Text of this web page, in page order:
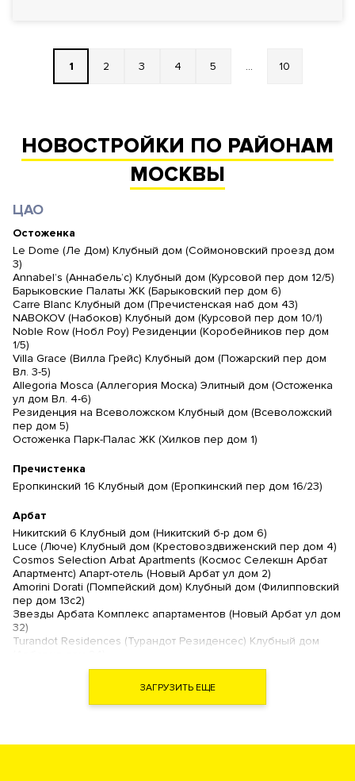
1 2 3 4 5 ... 10
НОВОСТРОЙКИ ПО РАЙОНАМ
МОСКВЫ
ЦАО
Остоженка
Le Dome (Ле Дом) Клубный дом (Соймоновский проезд дом
3)
Annabel’s (Аннабель’с) Клубный дом (Курсовой пер дом 12/5)
Барыковские Палаты ЖК (Барыковский пер дом 6)
Carre Blanc Клубный дом (Пречистенская наб дом 43)
NABOKOV (Набоков) Клубный дом (Курсовой пер дом 10/1)
Noble Row (Нобл Роу) Резиденции (Коробейников пер дом
1/5)
Villa Grace (Вилла Грейс) Клубный дом (Пожарский пер дом
Вл. 3-5)
Allegoria Mosca (Аллегория Моска) Элитный дом (Остоженка
ул дом Вл. 4-6)
Резиденция на Всеволожском Клубный дом (Всеволожский
пер дом 5)
Остоженка Парк-Палас ЖК (Хилков пер дом 1)
Пречистенка
Еропкинский 16 Клубный дом (Еропкинский пер дом 16/23)
Арбат
Никитский 6 Клубный дом (Никитский б-р дом 6)
Luce (Люче) Клубный дом (Крестовоздвиженский пер дом 4)
Cosmos Selection Arbat Apartments (Космос Селекшн Арбат
Апартментс) Апарт-отель (Новый Арбат ул дом 2)
Amorini Dorati (Помпейский дом) Клубный дом (Филипповский
пер дом 13с2)
Звезды Арбата Комплекс апартаментов (Новый Арбат ул дом
32)
Turandot Residences (Турандот Резиденсес) Клубный дом
Artisan (Артизан) Клубный дом (Арбат ул дом 39)
Дом Наркомфина (Новинский б-р дом 25 )
Дом на Хлебном (Хлебный пер дом 19)
The Book (Зе Бук) Комплекс апартаментов (Новый Арбат ул
б-р дом 12)
ЗАГРУЗИТЬ ЕЩЕ